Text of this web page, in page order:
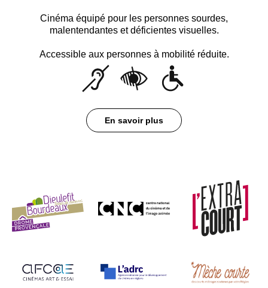
Cinéma équipé pour les personnes sourdes,
malentendantes et déficientes visuelles.
Accessible aux personnes à mobilité réduite.
En savoir plus